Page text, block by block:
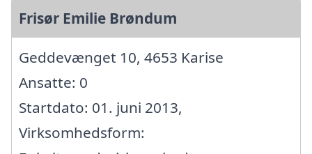
Frisør Emilie Brøndum
Geddevænget 10, 4653 Karise
Ansatte: 0
Startdato: 01. juni 2013,
Virksomhedsform: